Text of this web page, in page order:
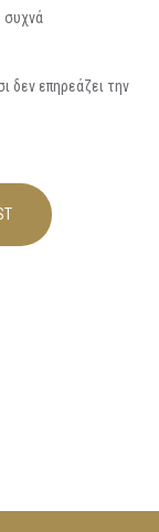
συχνά
δεν επηρεάζει την